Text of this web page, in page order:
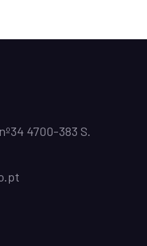
4700-383 S.